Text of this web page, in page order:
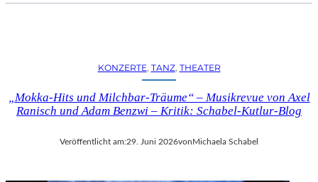
KONZERTE, TANZ, THEATER
„Mokka-Hits und Milchbar-Träume“ – Musikrevue von Axel
Ranisch und Adam Benzwi – Kritik: Schabel-Kutlur-Blog
Veröffentlicht am:29. Juni 2026von Michaela Schabel